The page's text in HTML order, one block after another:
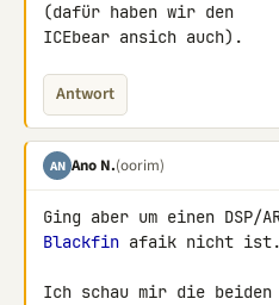
(dafür haben wir den
ICEbear ansich auch).
Antwort
AN Ano N.(oorim)
Blackfin afaik nicht ist.
Ich schau mir die